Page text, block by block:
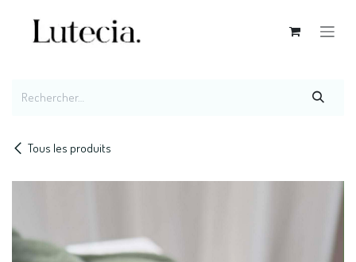
Tous les produits